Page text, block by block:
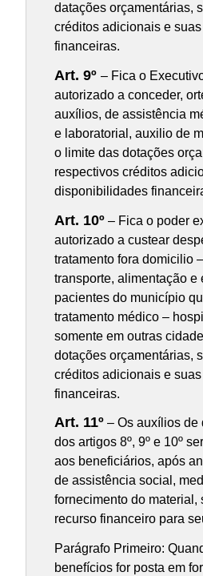
datações orçamentárias,
créditos adicionais e
financeiras.
Art. 9º– Fica o
autorizado a conceder,
auxílios, de assistência
e laboratorial, auxilio de
o limite das dotações
respectivos créditos
disponibilidades
Art. 10º – Fica o poder
autorizado a custear
tratamento fora domicilio
transporte, alimentação e
pacientes do município
tratamento médico –
somente em outras
dotações orçamentárias,
créditos adicionais e
financeiras.
Art. 11º – Os auxílios de
dos artigos 8º, 9º e 10º
aos beneficiários, após
de assistência social,
fornecimento do material,
recurso financeiro para
Parágrafo Primeiro:
benefícios for posta em